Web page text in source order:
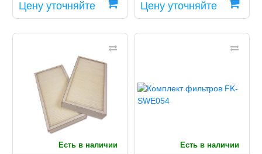
Цену уточняйте Цену уточняйте
Есть в наличии Есть в наличии